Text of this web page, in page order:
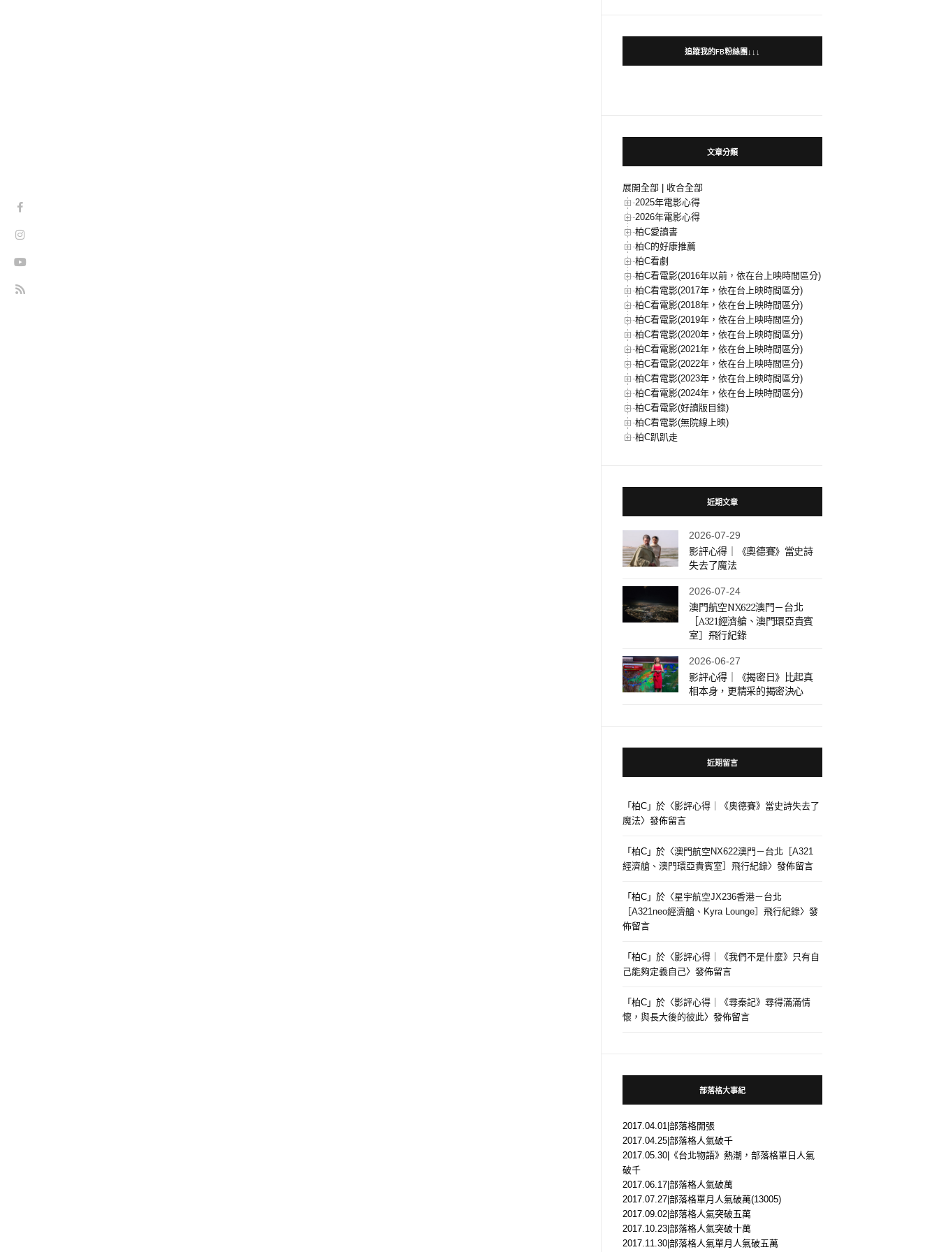
追蹤我的FB粉絲團↓↓↓
文章分類
展開全部
收合全部
2025年電影心得
2026年電影心得
柏C愛讀書
柏C的好康推薦
柏C看劇
柏C看電影(2016年以前，依在台上映時間區分)
柏C看電影(2017年，依在台上映時間區分)
柏C看電影(2018年，依在台上映時間區分)
柏C看電影(2019年，依在台上映時間區分)
柏C看電影(2020年，依在台上映時間區分)
柏C看電影(2021年，依在台上映時間區分)
柏C看電影(2022年，依在台上映時間區分)
柏C看電影(2023年，依在台上映時間區分)
柏C看電影(2024年，依在台上映時間區分)
柏C看電影(好讀版目錄)
柏C看電影(無院線上映)
柏C趴趴走
近期文章
2026-07-29
影評心得｜《奧德賽》當史詩
失去了魔法
2026-07-24
澳門航空NX622澳門－台北
［A321經濟艙、澳門環亞貴賓
室］飛行紀錄
2026-06-27
影評心得｜《揭密日》比起真
相本身，更精采的揭密決心
近期留言
「柏C 」於〈影評心得｜《奧德賽》當史詩失去了
魔法〉發佈留言
「柏C 」於〈澳門航空NX622澳門－台北［A321
經濟艙、澳門環亞貴賓室］飛行紀錄〉發佈留言
「柏C 」於〈星宇航空JX236香港－台北
［A321neo經濟艙、Kyra Lounge］飛行紀錄〉發
佈留言
「柏C 」於〈影評心得｜《我們不是什麼》只有自
己能夠定義自己〉發佈留言
「柏C 」於〈影評心得｜《尋秦記》尋得滿滿情
懷，與長大後的彼此〉發佈留言
部落格大事紀
2017.04.01|部落格開張
2017.04.25|部落格人氣破千
2017.05.30|《台北物語》熱潮，部落格單日人氣
破千
2017.06.17|部落格人氣破萬
2017.07.27|部落格單月人氣破萬(13005)
2017.09.02|部落格人氣突破五萬
2017.10.23|部落格人氣突破十萬
2017.11.30|部落格人氣單月人氣破五萬